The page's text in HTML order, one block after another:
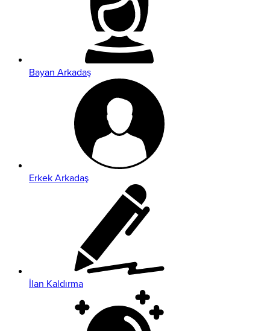
Bayan Arkadaş
Erkek Arkadaş
İlan Kaldırma